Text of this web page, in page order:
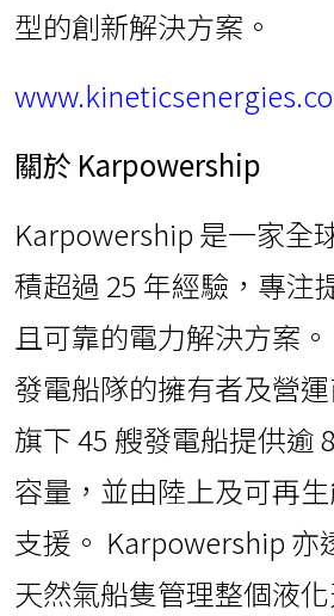
型的創新解決方案。
關於 Karpowership
Karpowership 是一家全
積超過 25 年經驗，專注
且可靠的電力解決方案
發電船隊的擁有者及營
旗下 45 艘發電船提供逾
容量，並由陸上及可再
支援。 Karpowership 亦
天然氣船隻管理整個液